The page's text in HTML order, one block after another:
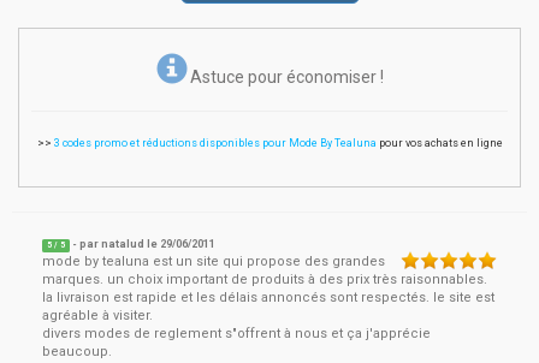
Astuce pour économiser !
>> 3 codes promo et réductions disponibles pour Mode By Tealuna pour vos achats en ligne
5 / 5 - parnatalud le 29/06/2011
mode by tealuna est un site qui propose des grandes
marques. un choix important de produits à des prix très raisonnables.
la livraison est rapide et les délais annoncés sont respectés. le site est
agréable à visiter.
divers modes de reglement s"offrent à nous et ça j'apprécie
beaucoup.